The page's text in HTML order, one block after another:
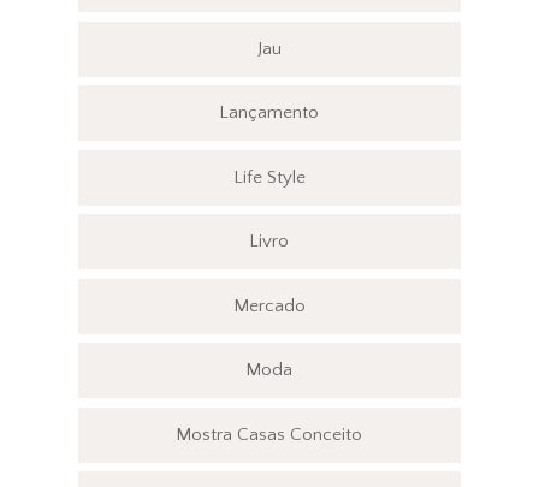
Jau
Lançamento
Life Style
Livro
Mercado
Moda
Mostra Casas Conceito